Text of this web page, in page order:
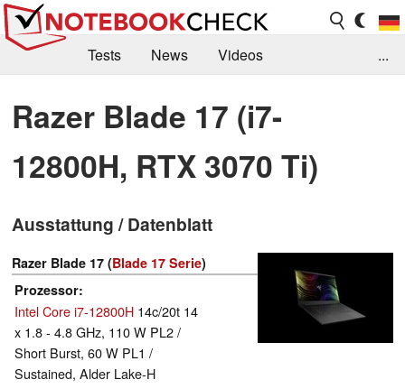
Tests News
Videos
Kaufberatung
Deals Suche
Forum
...
Razer Blade 17 (i7-
12800H, RTX 3070 Ti)
Ausstattung / Datenblatt
Razer Blade 17 (Blade 17 Serie)
Prozessor
Intel Core i7-12800H 14c/20t 14
x 1.8 - 4.8 GHz, 110 W PL2 /
Short Burst, 60 W PL1 /
Sustained, Alder Lake-H